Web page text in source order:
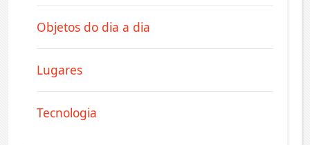
Objetos do dia a dia
Lugares
Tecnologia